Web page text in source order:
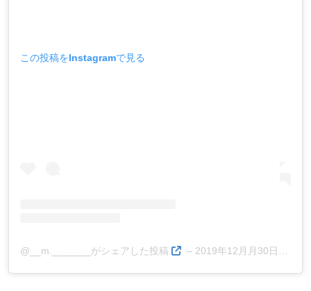
この投稿をInstagramで見る
@__m._______がシェアした投稿 – 2019年12月月30日午後4時48分PST